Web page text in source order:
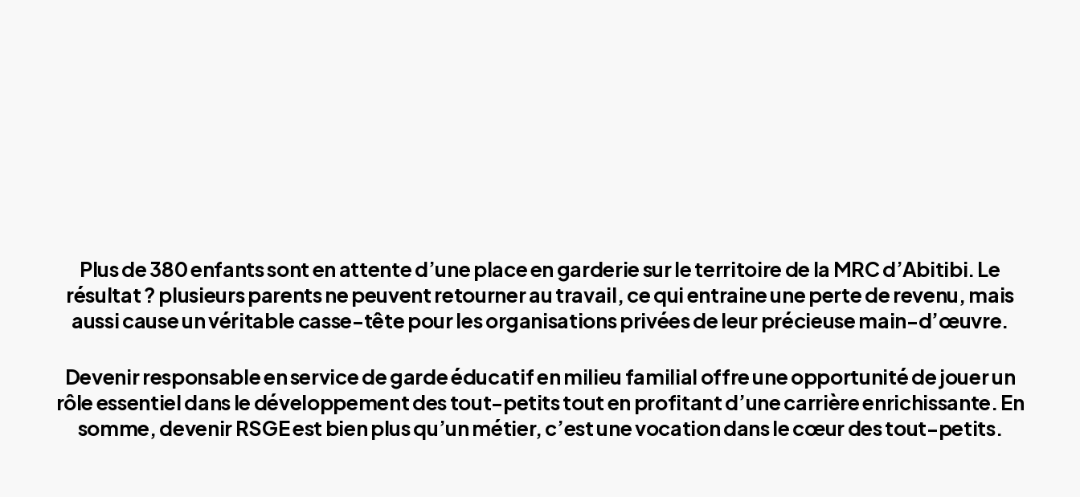
Plus de 380 enfants sont en attente d’une place en garderie sur le territoire de la MRC d’Abitibi. Le
résultat ? plusieurs parents ne peuvent retourner au travail, ce qui entraine une perte de revenu, mais
aussi cause un véritable casse-tête pour les organisations privées de leur précieuse main-d’œuvre.
Devenir responsable en service de garde éducatif en milieu familial offre une opportunité de jouer un
rôle essentiel dans le développement des tout-petits tout en profitant d’une carrière enrichissante. En
somme, devenir RSGE est bien plus qu’un métier, c’est une vocation dans le cœur des tout-petits.